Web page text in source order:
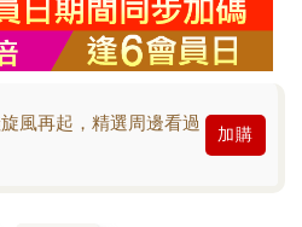
風再起，精選周邊看過
加購